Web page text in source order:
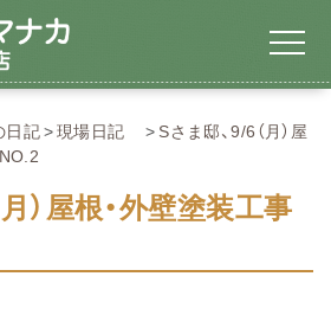
日記 現場日記
Sさま邸、9/6（月）屋
）屋根・外壁塗装工事